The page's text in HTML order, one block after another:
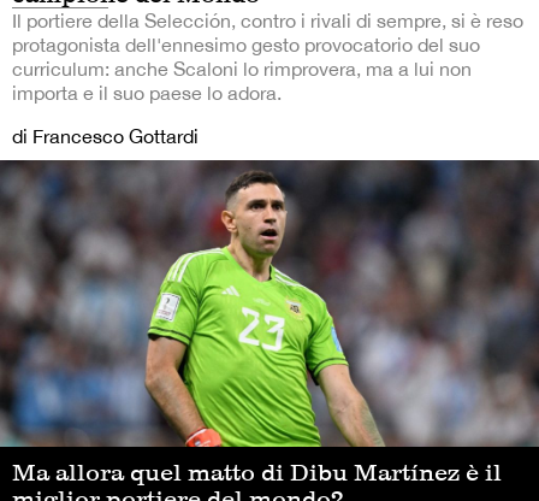
Il portiere della Selección, contro i rivali di sempre, si è reso
protagonista dell'ennesimo gesto provocatorio del suo
curriculum: anche Scaloni lo rimprovera, ma a lui non
importa e il suo paese lo adora.
di Francesco Gottardi
Ma allora quel matto di Dibu Martínez è il